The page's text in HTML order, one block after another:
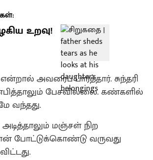
உறவு!
என்றால் அவரைப் பார்த்தார். சுந்தரி
பேசவில்லை. கண்களில்
வந்தது.
மஞ்சள் நிற
போட்டுக்கொண்டு வருவது